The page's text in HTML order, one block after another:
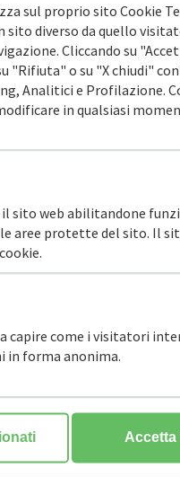
finanziabile da €
Fondo.
alla
sul proprio sito Cookie
sito diverso da quello
Cliccando su
"Rifiuta" o su "X chiudi"
Analitici e Profilazione.
in qualsiasi
sito web abilitandone
aree protette del sito. Il
capire come i visitatori
in forma anonima.
Accetta